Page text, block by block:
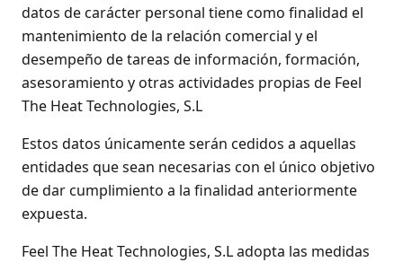
datos de carácter personal tiene como finalidad el
mantenimiento de la relación comercial y el
desempeño de tareas de información, formación,
asesoramiento y otras actividades propias de Feel
The Heat Technologies, S.L
Estos datos únicamente serán cedidos a aquellas
entidades que sean necesarias con el único objetivo
de dar cumplimiento a la finalidad anteriormente
expuesta.
Feel The Heat Technologies, S.L adopta las medidas